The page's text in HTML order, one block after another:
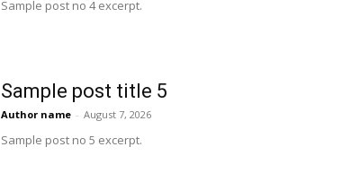
เลือกเส้นทางที่ต้องการ
Sample post no 4 excerpt.
Sample post title 5
Author name - August 7, 2026
Sample post no 5 excerpt.